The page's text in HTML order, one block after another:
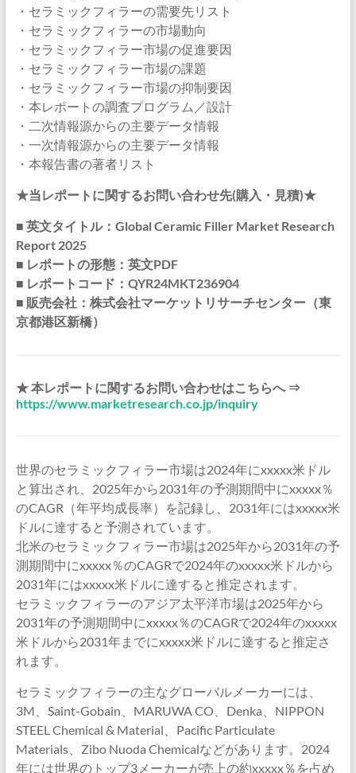
・セラミックフィラーの需要先リスト
・セラミックフィラーの市場動向
・セラミックフィラー市場の促進要因
・セラミックフィラー市場の課題
・セラミックフィラー市場の抑制要因
・本レポートの調査プログラム／設計
・二次情報源からの主要データ情報
・一次情報源からの主要データ情報
・本報告書の著者リスト
★当レポートに関するお問い合わせ先(購入・見積)★
■ 英文タイトル：Global Ceramic Filler Market Research
Report 2025
■ レポートの形態：英文PDF
■ レポートコード：QYR24MKT236904
■ 販売会社：株式会社マーケットリサーチセンター（東
京都港区新橋）
★ 本レポートに関するお問い合わせはこちらへ ⇒
https://www.marketresearch.co.jp/inquiry
世界のセラミックフィラー市場は2024年にxxxxx米ドル
と算出され、2025年から2031年の予測期間中にxxxxx％
のCAGR（年平均成長率）を記録し、2031年にはxxxxx米
ドルに達すると予測されています。
北米のセラミックフィラー市場は2025年から2031年の予
測期間中にxxxxx％のCAGRで2024年のxxxxx米ドルから
2031年にはxxxxx米ドルに達すると推定されます。
セラミックフィラーのアジア太平洋市場は2025年から
2031年の予測期間中にxxxxx％のCAGRで2024年のxxxxx
米ドルから2031年までにxxxxx米ドルに達すると推定さ
れます。
セラミックフィラーの主なグローバルメーカーには、
3M、Saint-Gobain、MARUWA CO、Denka、NIPPON
STEEL Chemical & Material、Pacific Particulate
Materials、Zibo Nuoda Chemicalなどがあります。2024
年には世界のトップ3メーカーが売上の約xxxxx％を占め